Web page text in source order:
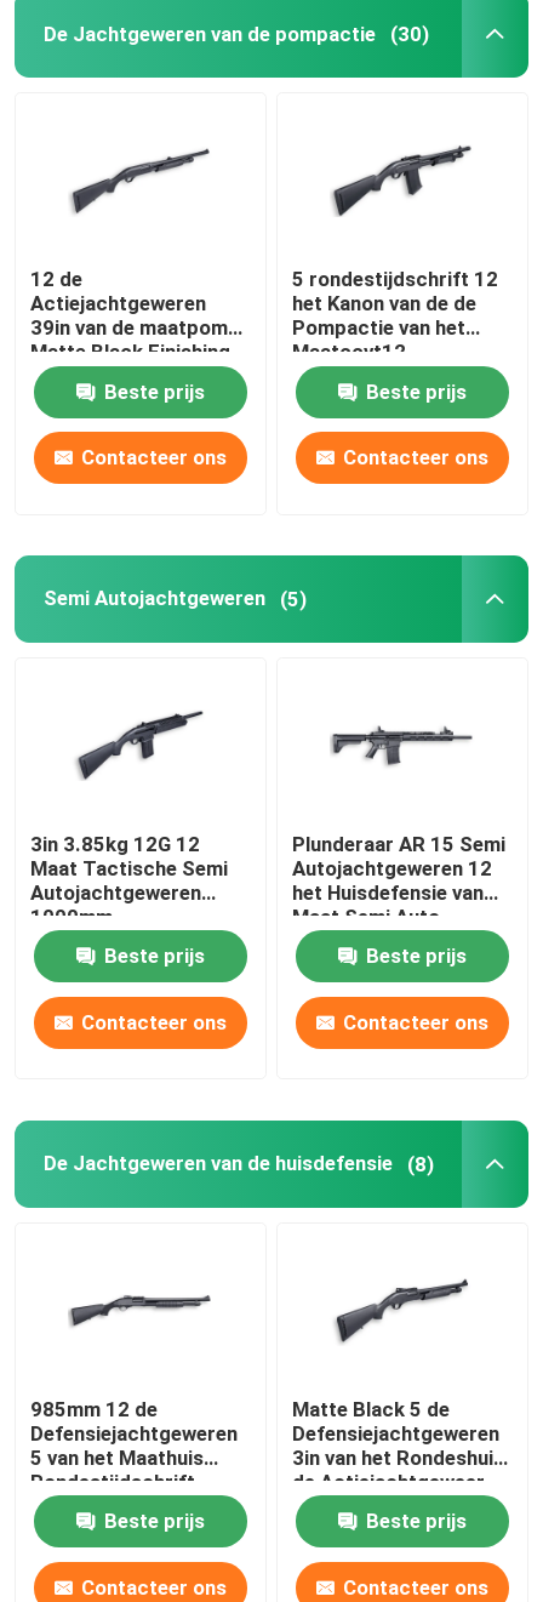
Producten
Fabriekstocht
Neem contact met ons op
Nieuws
De Jachtgeweren van de pompactie (30)
12 de
Actiejachtgeweren
39in van de maatpomp
Matte Black Finishing
Beste prijs
Contacteer ons
5 rondestijdschrift 12
het Kanon van de de
Pompactie van het
Maatccvt12
Jachtgeweer
Beste prijs
Contacteer ons
Semi Autojachtgeweren (5)
3in 3.85kg 12G 12
Maat Tactische Semi
Autojachtgeweren
1000mm
Beste prijs
Contacteer ons
Plunderaar AR 15 Semi
Autojachtgeweren 12
het Huisdefensie van
Maat Semi Auto
Tactische
Jachtgeweren
Beste prijs
Contacteer ons
De Jachtgeweren van de huisdefensie (8)
985mm 12 de
Defensiejachtgeweren
5 van het Maathuis
Rondestijdschrift
Beste prijs
Contacteer ons
Matte Black 5 de
Defensiejachtgeweren
3in van het Rondeshuis
de Actiejachtgeweer
van de Kamerpomp
Beste prijs
Contacteer ons